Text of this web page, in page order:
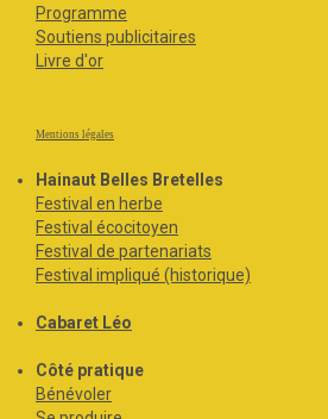
Programme
Soutiens publicitaires
Livre d'or
Mentions légales
Hainaut Belles Bretelles
Festival en herbe
Festival écocitoyen
Festival de partenariats
Festival impliqué (historique)
Cabaret Léo
Côté pratique
Bénévoler